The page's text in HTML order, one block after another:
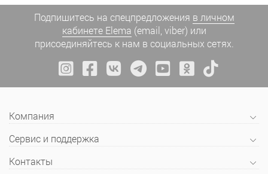
Подпишитесь на спецпредложения в личном
кабинете Elema (email, viber) или
присоединяйтесь к нам в социальных сетях.
Компания
Сервис и поддержка
Контакты